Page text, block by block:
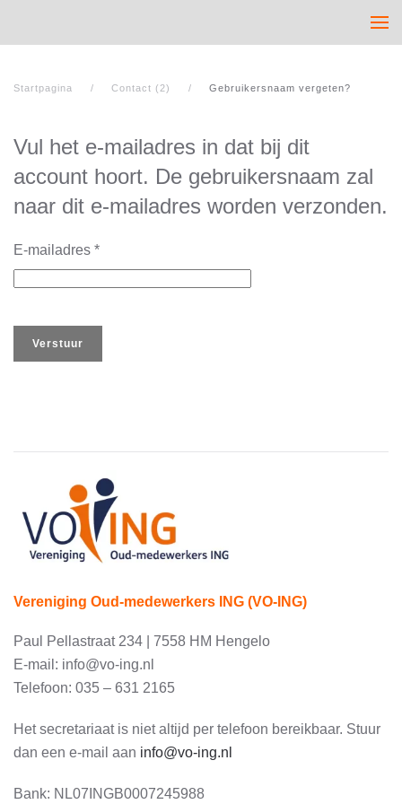
Startpagina Contact (2) Gebruikersnaam vergeten?
Vul het e-mailadres in dat bij dit
account hoort. De gebruikersnaam zal
naar dit e-mailadres worden verzonden.
E-mailadres *
Verstuur
Vereniging Oud-medewerkers ING (VO-ING)
Paul Pellastraat 234 | 7558 HM Hengelo
E-mail: info@vo-ing.nl
Telefoon: 035 – 631 2165
Het secretariaat is niet altijd per telefoon bereikbaar. Stuur
dan een e-mail aan info@vo-ing.nl
Bank: NL07INGB0007245988